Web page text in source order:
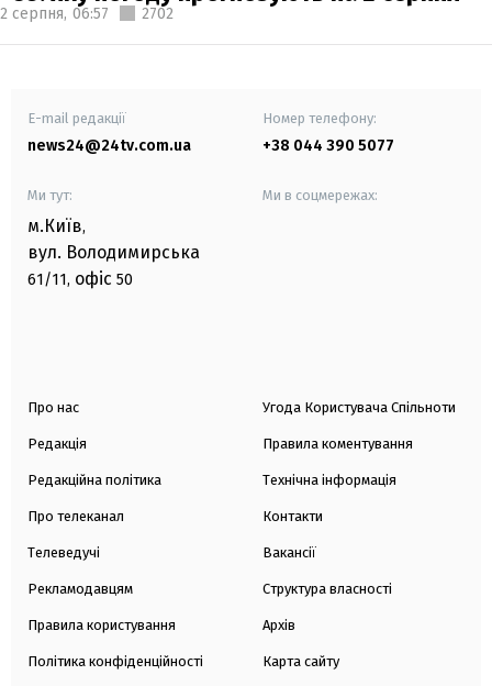
2 серпня, 06:57 2702
E-mail редакції
news24@24tv.com.ua
Номер телефону:
+38 044 390 5077
Ми тут:
м.Київ,
вул. Володимирська
61/11, офіс 50
Ми в соцмережах:
Про нас
Редакція
Редакційна політика
Про телеканал
Телеведучі
Рекламодавцям
Правила користування
Політика конфіденційності
Угода Користувача Спільноти
Правила коментування
Технічна інформація
Контакти
Вакансії
Структура власності
Архів
Карта сайту